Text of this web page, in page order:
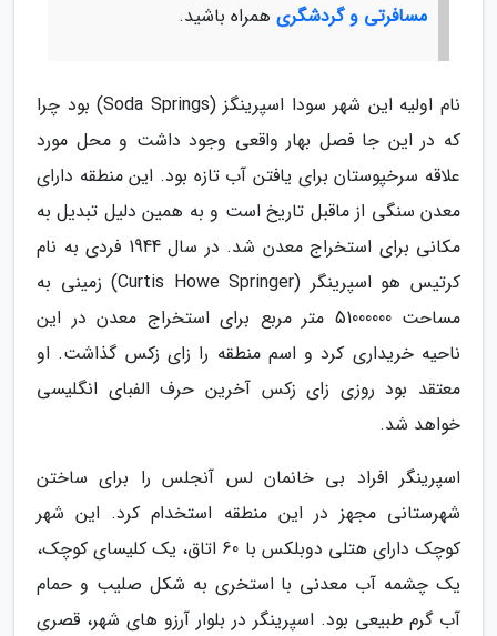
مسافرتی و گردشگری همراه باشید.
نام اولیه این شهر سودا اسپرینگز (Soda Springs) بود چرا
که در این جا فصل بهار واقعی وجود داشت و محل مورد
علاقه سرخپوستان برای یافتن آب تازه بود. این منطقه دارای
معدن سنگی از ماقبل تاریخ است و به همین دلیل تبدیل به
مکانی برای استخراج معدن شد. در سال 1944 فردی به نام
کرتیس هو اسپرینگر (Curtis Howe Springer) زمینی به
مساحت 51000000 متر مربع برای استخراج معدن در این
ناحیه خریداری کرد و اسم منطقه را زای زکس گذاشت. او
معتقد بود روزی زای زکس آخرین حرف الفبای انگلیسی
خواهد شد.
اسپرینگر افراد بی خانمان لس آنجلس را برای ساختن
شهرستانی مجهز در این منطقه استخدام کرد. این شهر
کوچک دارای هتلی دوبلکس با 60 اتاق، یک کلیسای کوچک،
یک چشمه آب معدنی با استخری به شکل صلیب و حمام
آب گرم طبیعی بود. اسپرینگر در بلوار آرزو های شهر، قصری